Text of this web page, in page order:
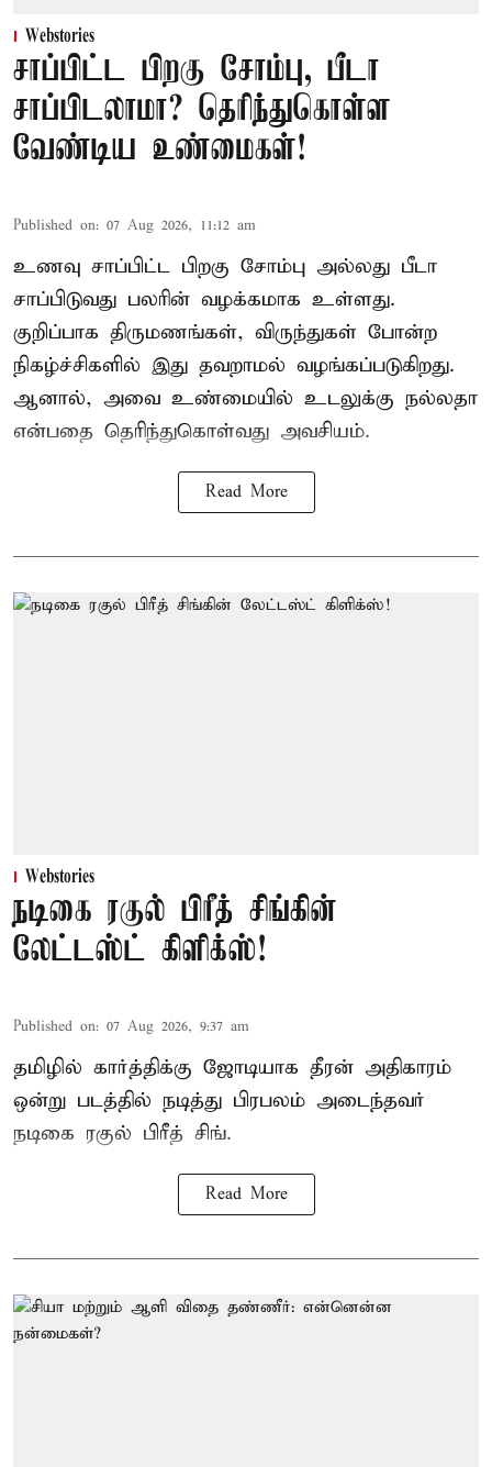
Webstories
சாப்பிட்ட பிறகு சோம்பு, பீடா
சாப்பிடலாமா? தெரிந்துகொள்ள
வேண்டிய உண்மைகள்!
Published on: 07 Aug 2026, 11:12 am
உணவு சாப்பிட்ட பிறகு சோம்பு அல்லது பீடா
சாப்பிடுவது பலரின் வழக்கமாக உள்ளது.
குறிப்பாக திருமணங்கள், விருந்துகள் போன்ற
நிகழ்ச்சிகளில் இது தவறாமல் வழங்கப்படுகிறது.
ஆனால், அவை உண்மையில் உடலுக்கு நல்லதா
என்பதை தெரிந்துகொள்வது அவசியம்.
Read More
Webstories
நடிகை ரகுல் பிரீத் சிங்கின்
லேட்டஸ்ட் கிளிக்ஸ்!
Published on: 07 Aug 2026, 9:37 am
தமிழில் கார்த்திக்கு ஜோடியாக தீரன் அதிகாரம்
ஒன்று படத்தில் நடித்து பிரபலம் அடைந்தவர்
நடிகை ரகுல் பிரீத் சிங்.
Read More